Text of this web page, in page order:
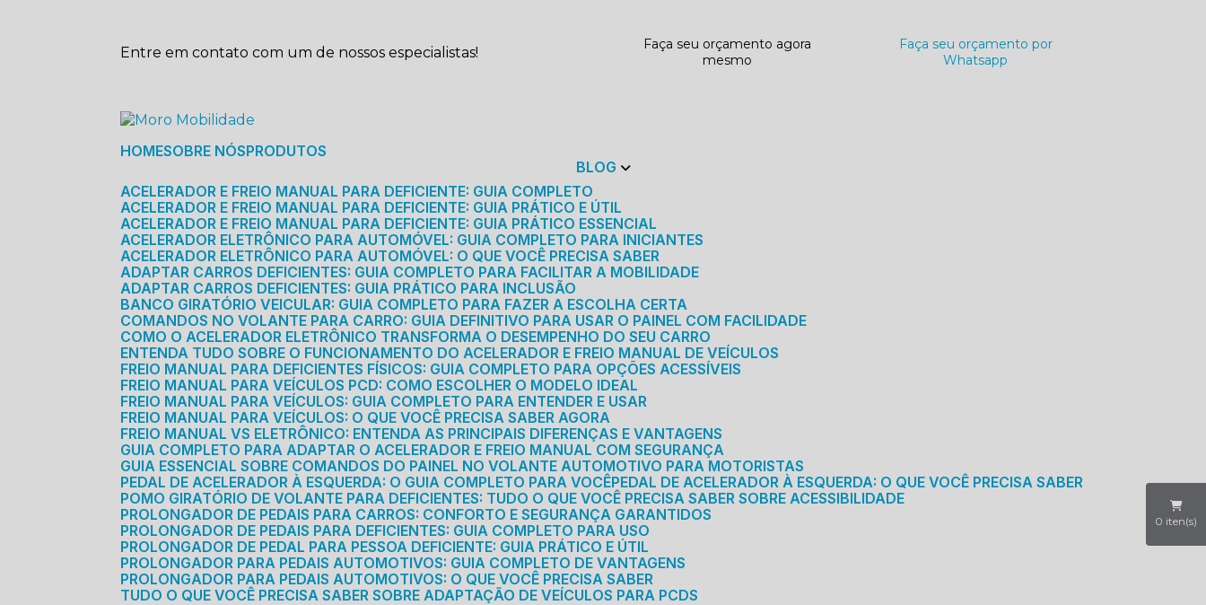
Entre em contato com um de nossos especialistas!
Faça seu orçamento agora
mesmo
Faça seu orçamento por
Whatsapp
HOME SOBRE NÓS PRODUTOS
BLOG
ACELERADOR E FREIO MANUAL PARA DEFICIENTE: GUIA COMPLETO
ACELERADOR E FREIO MANUAL PARA DEFICIENTE: GUIA PRÁTICO E ÚTIL
ACELERADOR E FREIO MANUAL PARA DEFICIENTE: GUIA PRÁTICO ESSENCIAL
ACELERADOR ELETRÔNICO PARA AUTOMÓVEL: GUIA COMPLETO PARA INICIANTES
ACELERADOR ELETRÔNICO PARA AUTOMÓVEL: O QUE VOCÊ PRECISA SABER
ADAPTAR CARROS DEFICIENTES: GUIA COMPLETO PARA FACILITAR A MOBILIDADE
ADAPTAR CARROS DEFICIENTES: GUIA PRÁTICO PARA INCLUSÃO
BANCO GIRATÓRIO VEICULAR: GUIA COMPLETO PARA FAZER A ESCOLHA CERTA
COMANDOS NO VOLANTE PARA CARRO: GUIA DEFINITIVO PARA USAR O PAINEL COM FACILIDADE
COMO O ACELERADOR ELETRÔNICO TRANSFORMA O DESEMPENHO DO SEU CARRO
ENTENDA TUDO SOBRE O FUNCIONAMENTO DO ACELERADOR E FREIO MANUAL DE VEÍCULOS
FREIO MANUAL PARA DEFICIENTES FÍSICOS: GUIA COMPLETO PARA OPÇÕES ACESSÍVEIS
FREIO MANUAL PARA VEÍCULOS PCD: COMO ESCOLHER O MODELO IDEAL
FREIO MANUAL PARA VEÍCULOS: GUIA COMPLETO PARA ENTENDER E USAR
FREIO MANUAL PARA VEÍCULOS: O QUE VOCÊ PRECISA SABER AGORA
FREIO MANUAL VS ELETRÔNICO: ENTENDA AS PRINCIPAIS DIFERENÇAS E VANTAGENS
GUIA COMPLETO PARA ADAPTAR O ACELERADOR E FREIO MANUAL COM SEGURANÇA
GUIA ESSENCIAL SOBRE COMANDOS DO PAINEL NO VOLANTE AUTOMOTIVO PARA MOTORISTAS
PEDAL DE ACELERADOR À ESQUERDA: O GUIA COMPLETO PARA VOCÊ PEDAL DE ACELERADOR À ESQUERDA: O QUE VOCÊ PRECISA SABER
POMO GIRATÓRIO DE VOLANTE PARA DEFICIENTES: TUDO O QUE VOCÊ PRECISA SABER SOBRE ACESSIBILIDADE
PROLONGADOR DE PEDAIS PARA CARROS: CONFORTO E SEGURANÇA GARANTIDOS
PROLONGADOR DE PEDAIS PARA DEFICIENTES: GUIA COMPLETO PARA USO
PROLONGADOR DE PEDAL PARA PESSOA DEFICIENTE: GUIA PRÁTICO E ÚTIL
PROLONGADOR PARA PEDAIS AUTOMOTIVOS: GUIA COMPLETO DE VANTAGENS
PROLONGADOR PARA PEDAIS AUTOMOTIVOS: O QUE VOCÊ PRECISA SABER
TUDO O QUE VOCÊ PRECISA SABER SOBRE ADAPTAÇÃO DE VEÍCULOS PARA PCDS
0 iten(s)